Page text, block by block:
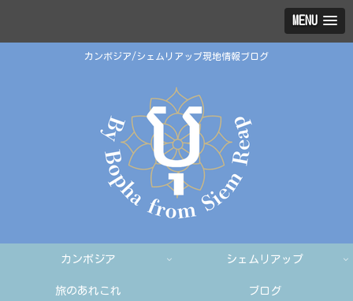
MENU
カンボジア/シェムリアップ現地情報ブログ
カンボジア シェムリアップ
旅のあれこれ ブログ